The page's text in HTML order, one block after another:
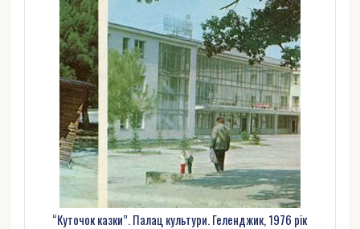
“Куточок казки”. Палац культури. Геленджик, 1976 рік